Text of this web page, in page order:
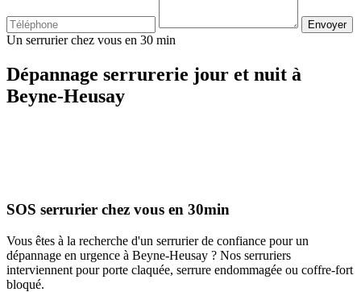
Envoyer
Un serrurier chez vous en 30 min
Dépannage serrurerie jour et nuit à
Beyne-Heusay
SOS serrurier chez vous en 30min
Vous êtes à la recherche d'un serrurier de confiance pour un
dépannage en urgence à Beyne-Heusay ? Nos serruriers
interviennent pour porte claquée, serrure endommagée ou coffre-fort
bloqué.